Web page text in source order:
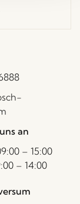
an
– 15:00
– 14:00